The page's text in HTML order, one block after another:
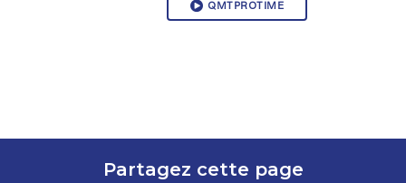
QMTPROTIME
Partagez cette page